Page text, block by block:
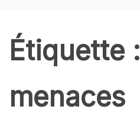
Étiquette :
menaces